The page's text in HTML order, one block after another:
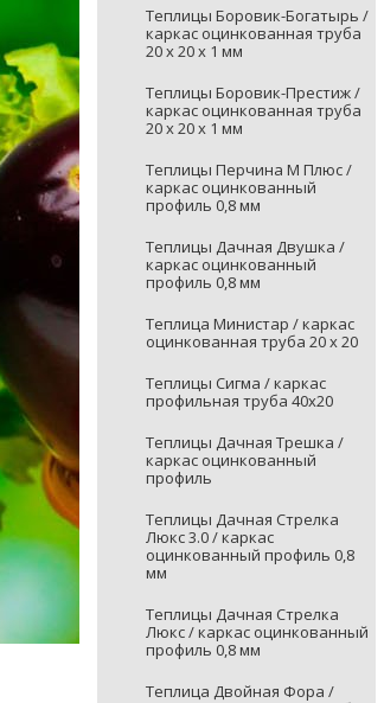
Теплицы Боровик-Богатырь /
каркас оцинкованная труба
20 х 20 х 1 мм
Теплицы Боровик-Престиж /
каркас оцинкованная труба
20 х 20 х 1 мм
Теплицы Перчина М Плюс /
каркас оцинкованный
профиль 0,8 мм
Теплицы Дачная Двушка /
каркас оцинкованный
профиль 0,8 мм
Теплица Министар / каркас
оцинкованная труба 20 х 20
Теплицы Сигма / каркас
профильная труба 40х20
Теплицы Дачная Трешка /
каркас оцинкованный
профиль
Теплицы Дачная Стрелка
Люкс 3.0 / каркас
оцинкованный профиль 0,8
мм
Теплицы Дачная Стрелка
Люкс / каркас оцинкованный
профиль 0,8 мм
Теплица Двойная Фора /